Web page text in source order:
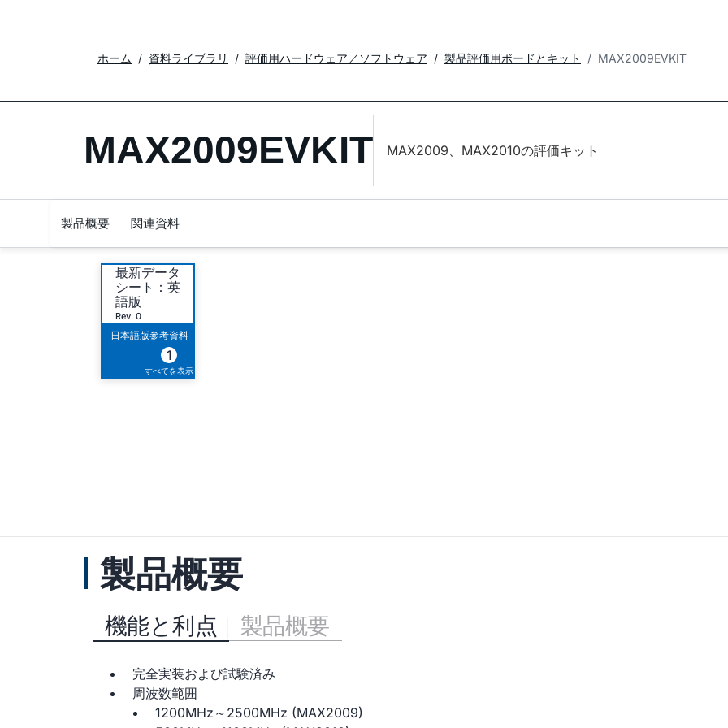
ホーム 資料ライブラリ 評価用ハードウェア／ソフトウェア 製品評価用ボードとキット MAX2009EVKIT
MAX2009EVKIT MAX2009、MAX2010の評価キット
製品概要 関連資料
最新データ
シート：英
語版
Rev. 0
日本語版参考資料
1
すべてを表示
製品概要
機能と利点 製品概要
完全実装および試験済み
周波数範囲
1200MHz～2500MHz (MAX2009)